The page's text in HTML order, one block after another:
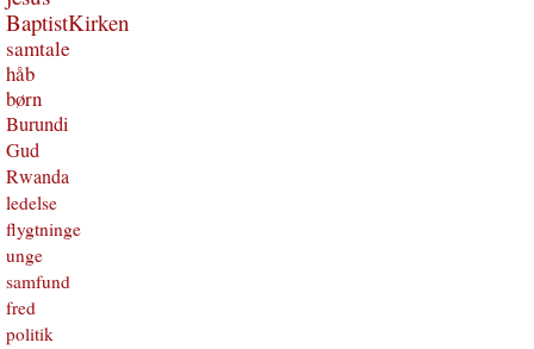
BaptistKirken
samtale
håb
børn
Burundi
Gud
Rwanda
ledelse
flygtninge
unge
samfund
fred
politik